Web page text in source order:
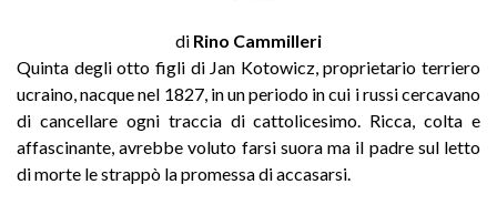
di Rino Cammilleri
Quinta degli otto figli di Jan Kotowicz, proprietario terriero
ucraino, nacque nel 1827, in un periodo in cui i russi cercavano
di cancellare ogni traccia di cattolicesimo. Ricca, colta e
affascinante, avrebbe voluto farsi suora ma il padre sul letto
di morte le strappò la promessa di accasarsi.